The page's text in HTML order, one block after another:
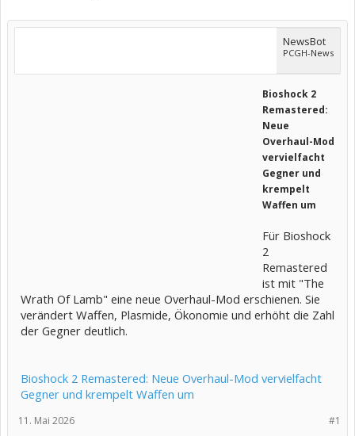
NewsBot
PCGH-News
Bioshock 2
Remastered:
Neue
Overhaul-Mod
vervielfacht
Gegner und
krempelt
Waffen um
Für Bioshock
2
Remastered
ist mit "The
Wrath Of Lamb" eine neue Overhaul-Mod erschienen. Sie
verändert Waffen, Plasmide, Ökonomie und erhöht die Zahl
der Gegner deutlich.
Bioshock 2 Remastered: Neue Overhaul-Mod vervielfacht
Gegner und krempelt Waffen um
#1
11. Mai 2026